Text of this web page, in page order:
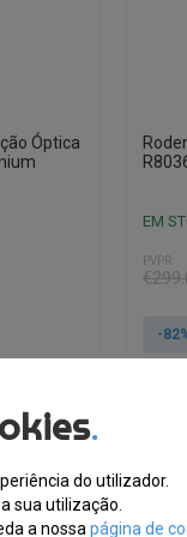
Óptica
EM
PVPR
€
O
era:
O
atual
é:
-
.
do utilizador.
sua utilização.
a nossa página de